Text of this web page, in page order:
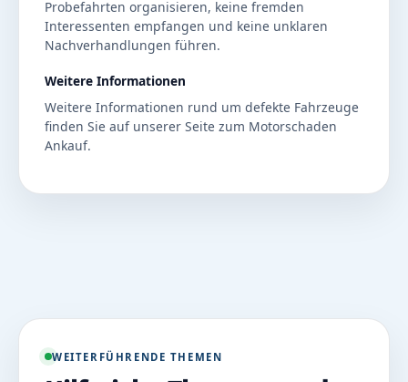
Probefahrten organisieren, keine fremden
Interessenten empfangen und keine unklaren
Nachverhandlungen führen.
Weitere Informationen
Weitere Informationen rund um defekte Fahrzeuge
finden Sie auf unserer Seite zum Motorschaden
Ankauf.
WEITERFÜHRENDE THEMEN